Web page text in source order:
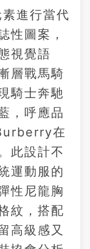
進行當代
性圖案，
視覺語
層戰馬騎
騎士奔馳
，呼應品
在
此設計不
運動服的
性尼龍胸
紋，搭配
高級感又